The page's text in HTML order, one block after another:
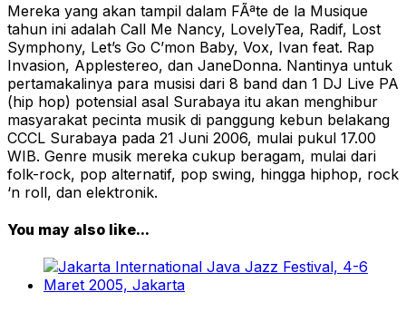
Mereka yang akan tampil dalam FÃªte de la Musique
tahun ini adalah Call Me Nancy, LovelyTea, Radif, Lost
Symphony, Let’s Go C’mon Baby, Vox, Ivan feat. Rap
Invasion, Applestereo, dan JaneDonna. Nantinya untuk
pertamakalinya para musisi dari 8 band dan 1 DJ Live PA
(hip hop) potensial asal Surabaya itu akan menghibur
masyarakat pecinta musik di panggung kebun belakang
CCCL Surabaya pada 21 Juni 2006, mulai pukul 17.00
WIB. Genre musik mereka cukup beragam, mulai dari
folk-rock, pop alternatif, pop swing, hingga hiphop, rock
‘n roll, dan elektronik.
You may also like...